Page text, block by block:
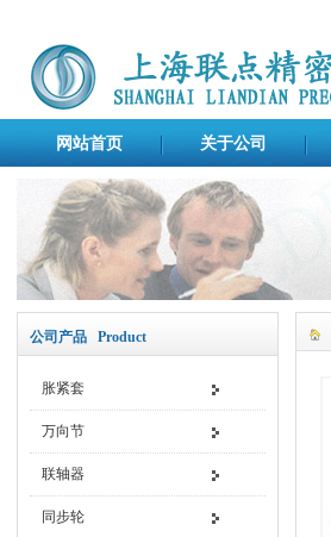
网站首页 关于公司
公司产品 Product
胀紧套
万向节
联轴器
同步轮